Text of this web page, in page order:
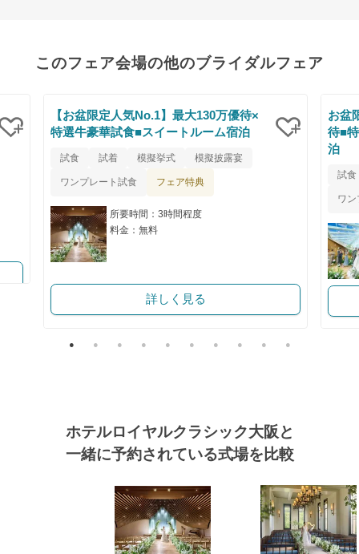
このフェア会場の他のブライダルフェア
クリップ
【お盆限定人気No.1】最大130万優待×
特選牛豪華試食■スイートルーム宿泊
試食 試着 模擬挙式 模擬披露宴
ワンプレート試食 フェア特典
所要時間：3時間程度
料金：無料
詳しく見る
お盆
待■
泊
試食
ワ
ホテルロイヤルクラシック大阪と
一緒に予約されている式場を比較